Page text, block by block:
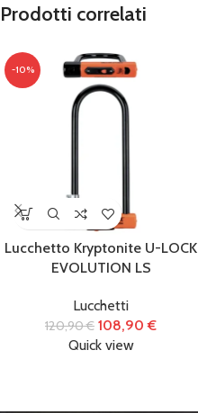
Prodotti correlati
-10%
Lucchetto Kryptonite U-LOCK
EVOLUTION LS
Lucchetti
120,90€ 108,90€
Quick view